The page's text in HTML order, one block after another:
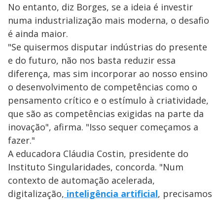
No entanto, diz Borges, se a ideia é investir
numa industrialização mais moderna, o desafio
é ainda maior.
"Se quisermos disputar indústrias do presente
e do futuro, não nos basta reduzir essa
diferença, mas sim incorporar ao nosso ensino
o desenvolvimento de competências como o
pensamento crítico e o estímulo à criatividade,
que são as competências exigidas na parte da
inovação", afirma. "Isso sequer começamos a
fazer."
A educadora Cláudia Costin, presidente do
Instituto Singularidades, concorda. "Num
contexto de automação acelerada,
digitalização, inteligência artificial, precisamos